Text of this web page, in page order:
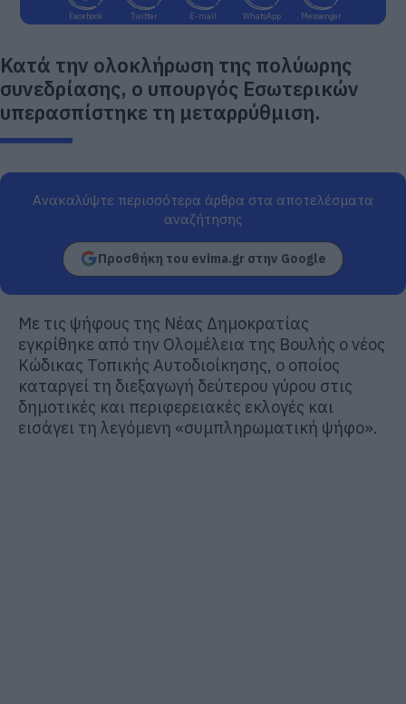
Facebook Twitter E-mail WhatsApp Messenger
Κατά την ολοκλήρωση της πολύωρης
συνεδρίασης, ο υπουργός Εσωτερικών
υπερασπίστηκε τη μεταρρύθμιση.
Ανακαλύψτε περισσότερα άρθρα στα αποτελέσματα
αναζήτησης
Προσθήκη του evima.gr στην Google
Με τις ψήφους της Νέας Δημοκρατίας
εγκρίθηκε από την Ολομέλεια της Βουλής ο νέος
Κώδικας Τοπικής Αυτοδιοίκησης, ο οποίος
καταργεί τη διεξαγωγή δεύτερου γύρου στις
δημοτικές και περιφερειακές εκλογές και
εισάγει τη λεγόμενη «συμπληρωματική ψήφο».